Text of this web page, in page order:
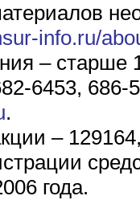
info.ru/
– старше
6453, 686-
.
–
года.